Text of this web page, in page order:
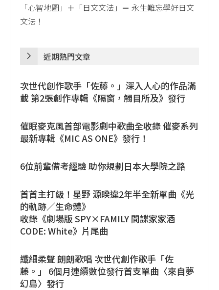
「心智地圖」＋「日文文法」＝ 永生難忘學好日文
文法！
近期熱門文章
次世代創作歌手「佐藤。」深入人心的作品滿
載 第2張創作專輯《隔窗，觸目所及》發行
催眠麥克風首部電影劇中歌曲全收錄 催麥系列
最新專輯《MIC AS ONE》發行！
6位前輩備考經驗 助你規劃日本大學院之路
首首主打級！星野 源睽違2年半全新單曲《光
的軌跡／生命體》
收錄《劇場版 SPY×FAMILY 間諜家家酒
CODE: White》片尾曲
纖細柔聲 朗朗歌唱 次世代創作歌手「佐
藤。」 6個月連續數位發行首支單曲〈來自夢
幻島〉發行